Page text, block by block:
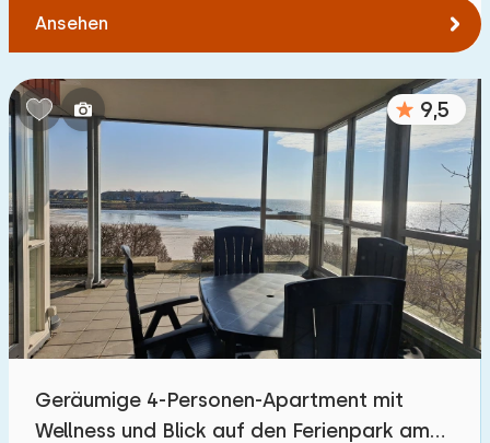
Schlafzimmern:
Badezimmer:
2 3 4 5
Entfernungen
Von Makkum(max. km) :
Ansehen
9,5
Geräumige 4-Personen-Apartment mit
Wellness und Blick auf den Ferienpark am